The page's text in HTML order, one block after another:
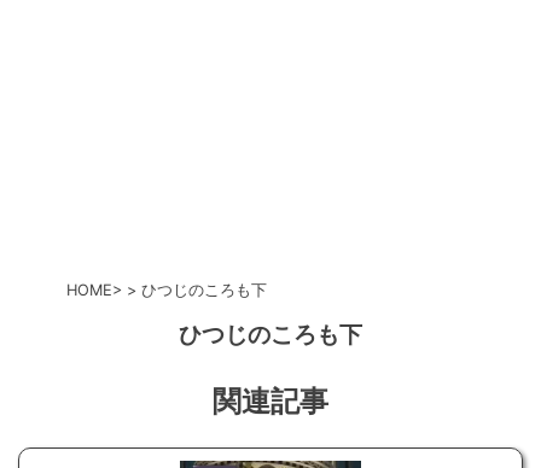
HOME ひつじのころも下
ひつじのころも下
関連記事